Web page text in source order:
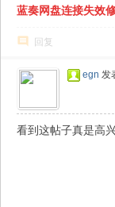
蓝奏网盘连接失效
回复
egn 发
看到这帖子真是高兴